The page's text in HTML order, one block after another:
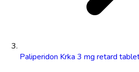
Paliperidon Krka 3 mg retard